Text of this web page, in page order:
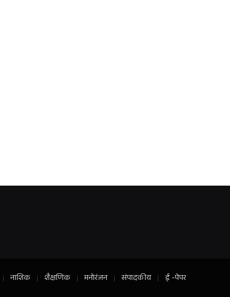
नाशिक शैक्षणिक मनोरंजन संपादकीय ई -पेपर